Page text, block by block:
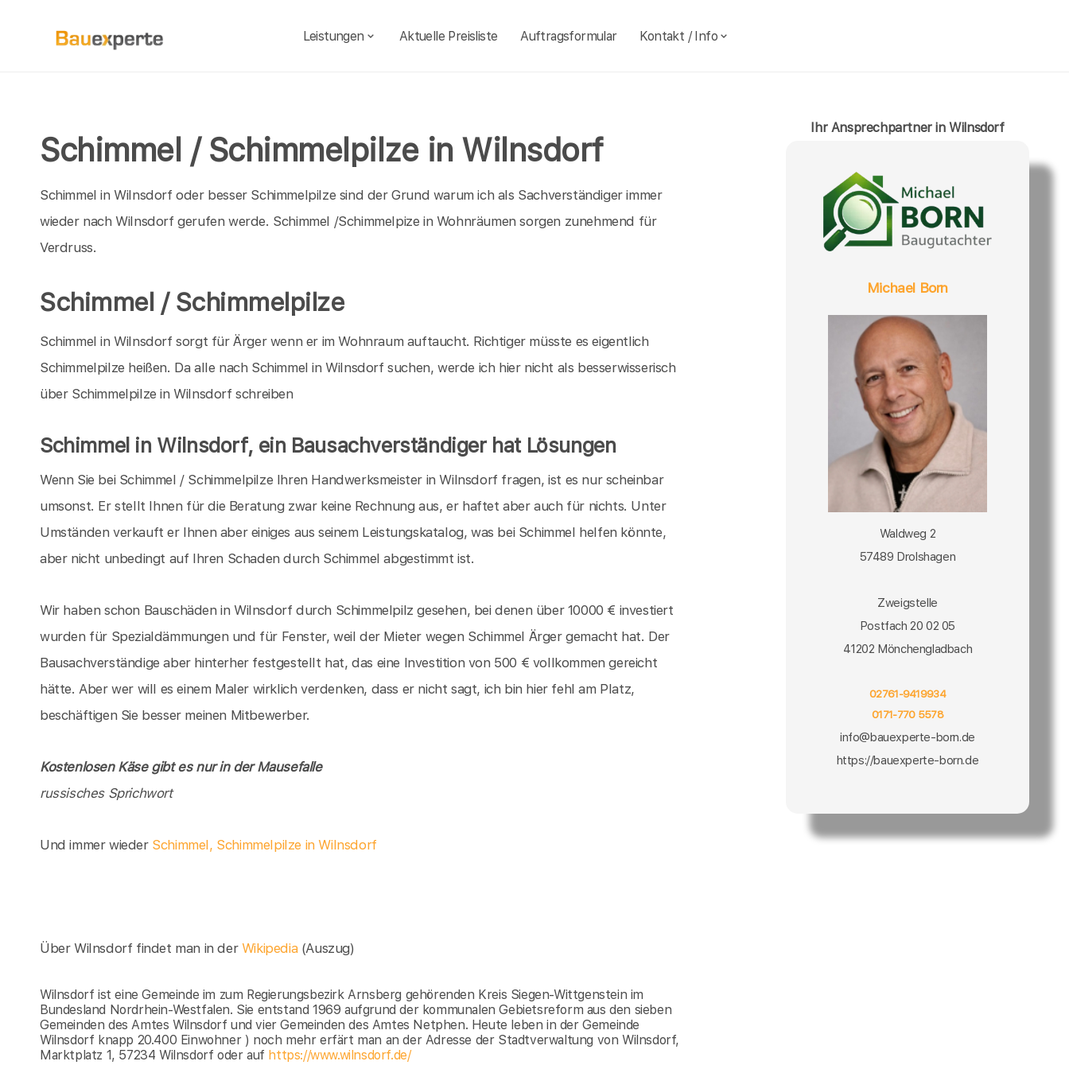
Leistungen Aktuelle Preisliste Auftragsformular Kontakt / Info
Schimmel / Schimmelpilze in Wilnsdorf
Schimmel in Wilnsdorf oder besser Schimmelpilze sind der Grund warum ich als Sachverständiger immer
wieder nach Wilnsdorf gerufen werde. Schimmel /Schimmelpize in Wohnräumen sorgen zunehmend für
Verdruss.
Schimmel / Schimmelpilze
Schimmel in Wilnsdorf sorgt für Ärger wenn er im Wohnraum auftaucht. Richtiger müsste es eigentlich
Schimmelpilze heißen. Da alle nach Schimmel in Wilnsdorf suchen, werde ich hier nicht als besserwisserisch
über Schimmelpilze in Wilnsdorf schreiben
Schimmel in Wilnsdorf, ein Bausachverständiger hat Lösungen
Wenn Sie bei Schimmel / Schimmelpilze Ihren Handwerksmeister in Wilnsdorf fragen, ist es nur scheinbar
umsonst. Er stellt Ihnen für die Beratung zwar keine Rechnung aus, er haftet aber auch für nichts. Unter
Umständen verkauft er Ihnen aber einiges aus seinem Leistungskatalog, was bei Schimmel helfen könnte,
aber nicht unbedingt auf Ihren Schaden durch Schimmel abgestimmt ist.
Wir haben schon Bauschäden in Wilnsdorf durch Schimmelpilz gesehen, bei denen über 10000 € investiert
wurden für Spezialdämmungen und für Fenster, weil der Mieter wegen Schimmel Ärger gemacht hat. Der
Bausachverständige aber hinterher festgestellt hat, das eine Investition von 500 € vollkommen gereicht
hätte. Aber wer will es einem Maler wirklich verdenken, dass er nicht sagt, ich bin hier fehl am Platz,
beschäftigen Sie besser meinen Mitbewerber.
Kostenlosen Käse gibt es nur in der Mausefalle
russisches Sprichwort
Und immer wieder Schimmel, Schimmelpilze in Wilnsdorf
Über Wilnsdorf findet man in der Wikipedia (Auszug)
Wilnsdorf ist eine Gemeinde im zum Regierungsbezirk Arnsberg gehörenden Kreis Siegen-Wittgenstein im
Bundesland Nordrhein-Westfalen. Sie entstand 1969 aufgrund der kommunalen Gebietsreform aus den sieben
Gemeinden des Amtes Wilnsdorf und vier Gemeinden des Amtes Netphen. Heute leben in der Gemeinde
Wilnsdorf knapp 20.400 Einwohner ) noch mehr erfärt man an der Adresse der Stadtverwaltung von Wilnsdorf,
Marktplatz 1, 57234 Wilnsdorf oder auf https://www.wilnsdorf.de/
Ihr Ansprechpartner in Wilnsdorf
Michael Born
Waldweg 2
57489 Drolshagen
Zweigstelle
Postfach 20 02 05
41202 Mönchengladbach
02761-9419934
0171-770 5578
info@bauexperte-born.de
https://bauexperte-born.de